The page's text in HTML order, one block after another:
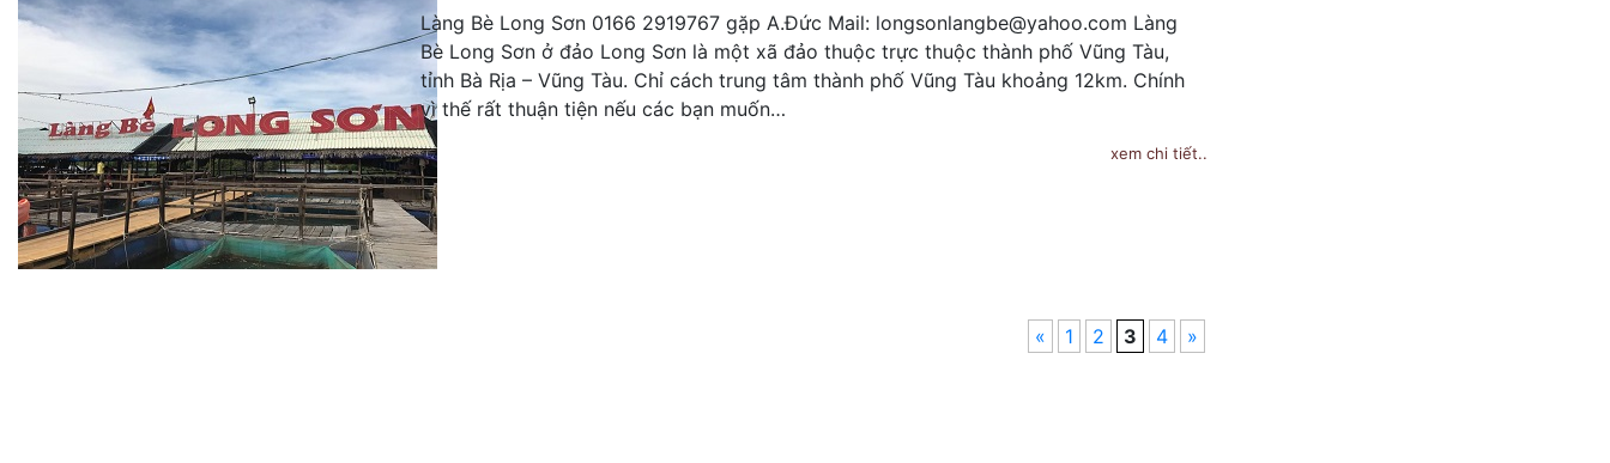
Làng Bè Long Sơn 0166 2919767 gặp A.Đức Mail: longsonlangbe@yahoo.com Làng
Bè Long Sơn ở đảo Long Sơn là một xã đảo thuộc trực thuộc thành phố Vũng Tàu,
tỉnh Bà Rịa – Vũng Tàu. Chỉ cách trung tâm thành phố Vũng Tàu khoảng 12km. Chính
vì thế rất thuận tiện nếu các bạn muốn…
xem chi tiết..
« 1 2 3 4 »